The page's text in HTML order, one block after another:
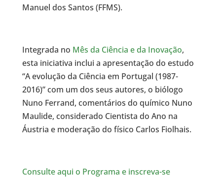
Manuel dos Santos (FFMS).
Integrada no Mês da Ciência e da Inovação,
esta iniciativa inclui a apresentação do estudo
“A evolução da Ciência em Portugal (1987-
2016)” com um dos seus autores, o biólogo
Nuno Ferrand, comentários do químico Nuno
Maulide, considerado Cientista do Ano na
Áustria e moderação do físico Carlos Fiolhais.
Consulte aqui o Programa e inscreva-se